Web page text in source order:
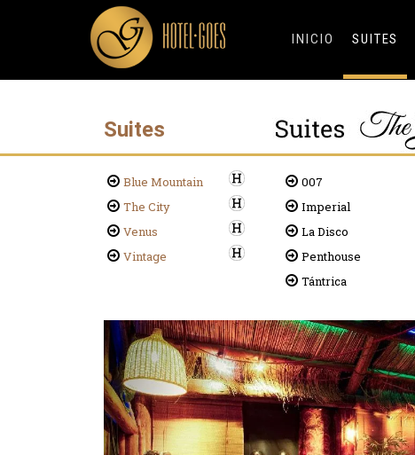
INICIO SUITES
Suites
Blue Mountain
The City
Venus
Vintage
007
Imperial
La Disco
Penthouse
Tántrica
Previous